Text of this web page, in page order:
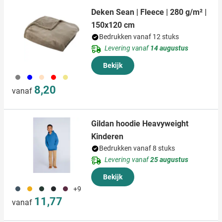
003 005 357 008 273
vanaf 8,20
Deken Sean | Fleece | 280 g/m² |
150x120 cm
Bedrukken vanaf 12 stuks
Levering vanaf14 augustus
Bekijk
150 031 374 001 068 +9
vanaf 11,77
Gildan hoodie Heavyweight
Kinderen
Bedrukken vanaf 8 stuks
Levering vanaf25 augustus
Bekijk